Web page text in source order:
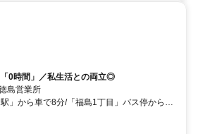
0時間」／私生活との両立◎
島営業所
」から車で8分/「福島1丁目」バス停から徒
（無料駐車場あり）